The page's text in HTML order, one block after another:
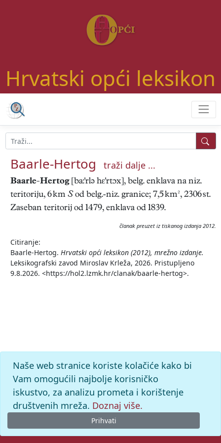
Hrvatski opći leksikon
Baarle-Hertog traži dalje ...
Baarle-Hertog [ba:'rlə hε'rtɔx], belg. enklava na niz.
teritoriju, 6 km Sod belg.-niz. granice; 7,5 km², 2306 st.
Zaseban teritorij od 1479, enklava od 1839.
članak preuzet iz tiskanog izdanja 2012.
Citiranje:
Baarle-Hertog. Hrvatski opći leksikon (2012), mrežno izdanje.
Leksikografski zavod Miroslav Krleža, 2026. Pristupljeno
9.8.2026. <https://hol2.lzmk.hr/clanak/baarle-hertog>.
Naše web stranice koriste kolačiće kako bi
Vam omogućili najbolje korisničko
iskustvo, za analizu prometa i korištenje
društvenih mreža. Doznaj više.
Prihvati
© 2026. -Leksikografski zavodMiroslav Krleža